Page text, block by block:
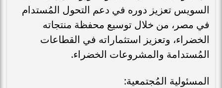
السويس تعزيز دوره في دعم التحول المُستدام
في مصر، من خلال توسيع محفظة منتجاته
الخضراء، وتعزيز استثماراته في القطاعات
المُستدامة والمشروعات الخضراء.
المسئولية المُجتمعية: